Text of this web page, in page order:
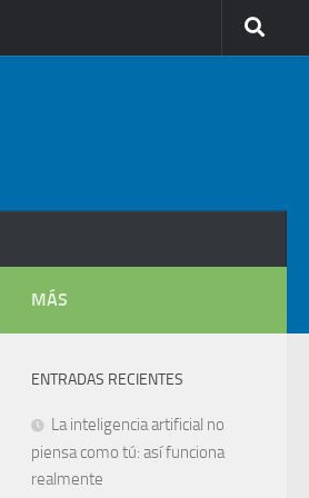
MÁS
ENTRADAS RECIENTES
La inteligencia artificial no
piensa como tú: así funciona
realmente